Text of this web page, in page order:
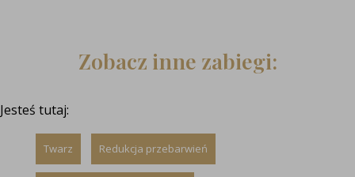
Zobacz inne zabiegi:
Jesteś tutaj:
Twarz Redukcja przebarwień